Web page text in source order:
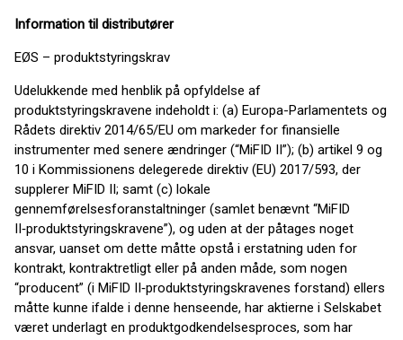
Information til distributører
EØS – produktstyringskrav
Udelukkende med henblik på opfyldelse af
produktstyringskravene indeholdt i: (a) Europa-Parlamentets og
Rådets direktiv 2014/65/EU om markeder for finansielle
instrumenter med senere ændringer (“MiFID II”); (b) artikel 9 og
10 i Kommissionens delegerede direktiv (EU) 2017/593, der
supplerer MiFID II; samt (c) lokale
gennemførelsesforanstaltninger (samlet benævnt “MiFID
II‑produktstyringskravene”), og uden at der påtages noget
ansvar, uanset om dette måtte opstå i erstatning uden for
kontrakt, kontraktretligt eller på anden måde, som nogen
“producent” (i MiFID II‑produktstyringskravenes forstand) ellers
måtte kunne ifalde i denne henseende, har aktierne i Selskabet
været underlagt en produktgodkendelsesproces, som har